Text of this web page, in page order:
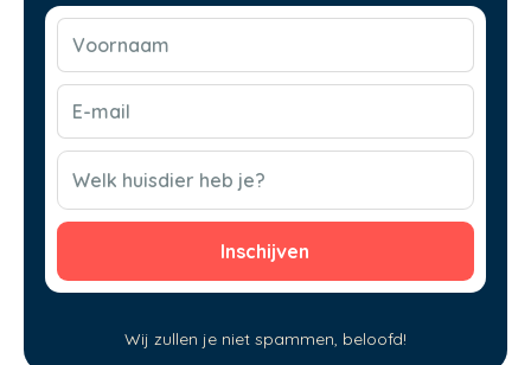
Voornaam
E-
mail
(Vereist)
CAPTCHA
Welk huisdier heb je?
Wij zullen je niet spammen, beloofd!